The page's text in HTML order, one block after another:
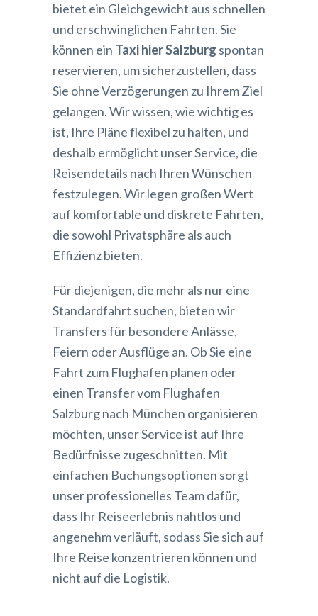
bietet ein Gleichgewicht aus schnellen
und erschwinglichen Fahrten. Sie
können ein Taxi hier Salzburg spontan
reservieren, um sicherzustellen, dass
Sie ohne Verzögerungen zu Ihrem Ziel
gelangen. Wir wissen, wie wichtig es
ist, Ihre Pläne flexibel zu halten, und
deshalb ermöglicht unser Service, die
Reisendetails nach Ihren Wünschen
festzulegen. Wir legen großen Wert
auf komfortable und diskrete Fahrten,
die sowohl Privatsphäre als auch
Effizienz bieten.
Für diejenigen, die mehr als nur eine
Standardfahrt suchen, bieten wir
Transfers für besondere Anlässe,
Feiern oder Ausflüge an. Ob Sie eine
Fahrt zum Flughafen planen oder
einen Transfer vom Flughafen
Salzburg nach München organisieren
möchten, unser Service ist auf Ihre
Bedürfnisse zugeschnitten. Mit
einfachen Buchungsoptionen sorgt
unser professionelles Team dafür,
dass Ihr Reiseerlebnis nahtlos und
angenehm verläuft, sodass Sie sich auf
Ihre Reise konzentrieren können und
nicht auf die Logistik.